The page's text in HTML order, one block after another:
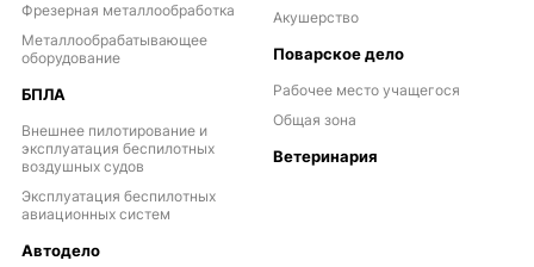
Фрезерная металлообработка
Металлообрабатывающее
оборудование
БПЛА
Внешнее пилотирование и
эксплуатация беспилотных
воздушных судов
Эксплуатация беспилотных
авиационных систем
Автодело
Акушерство
Поварское дело
Рабочее место учащегося
Общая зона
Ветеринария